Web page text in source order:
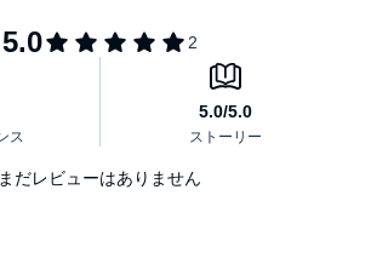
まだレビューはありません